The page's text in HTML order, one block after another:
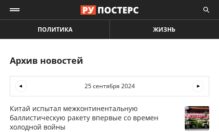
ПОЛИТИКА ЖИЗНЬ
Архив новостей
25 сентября 2024
Китай испытал межконтинентальную
баллистическую ракету впервые со времен
холодной войны